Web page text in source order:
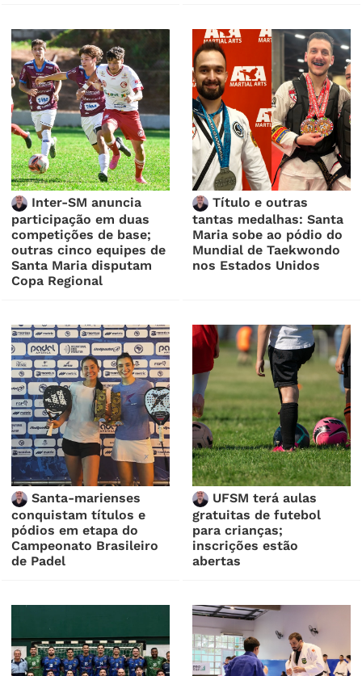
Inter-SM anuncia
participação em duas
competições de base;
outras cinco equipes de
Santa Maria disputam
Copa Regional
Título e outras
tantas medalhas: Santa
Maria sobe ao pódio do
Mundial de Taekwondo
nos Estados Unidos
Santa-marienses
conquistam títulos e
pódios em etapa do
Campeonato Brasileiro
de Padel
UFSM terá aulas
gratuitas de futebol
para crianças;
inscrições estão
abertas